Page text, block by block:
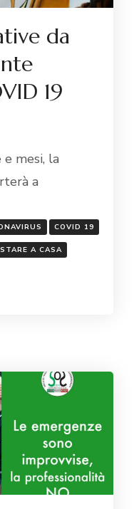
da
19
mesi, la
a
COVID 19
STARE A CASA